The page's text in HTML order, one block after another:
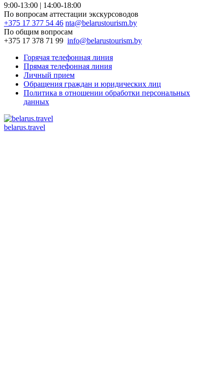
9:00-13:00 | 14:00-18:00
По вопросам аттестации экскурсоводов
+375 17 377 54 46 nta@belarustourism.by
По общим вопросам
+375 17 378 71 99 info@belarustourism.by
Горячая телефонная линия
Прямая телефонная линия
Личный прием
Обращения граждан и юридических лиц
Политика в отношении обработки персональных
данных
belarus.travel